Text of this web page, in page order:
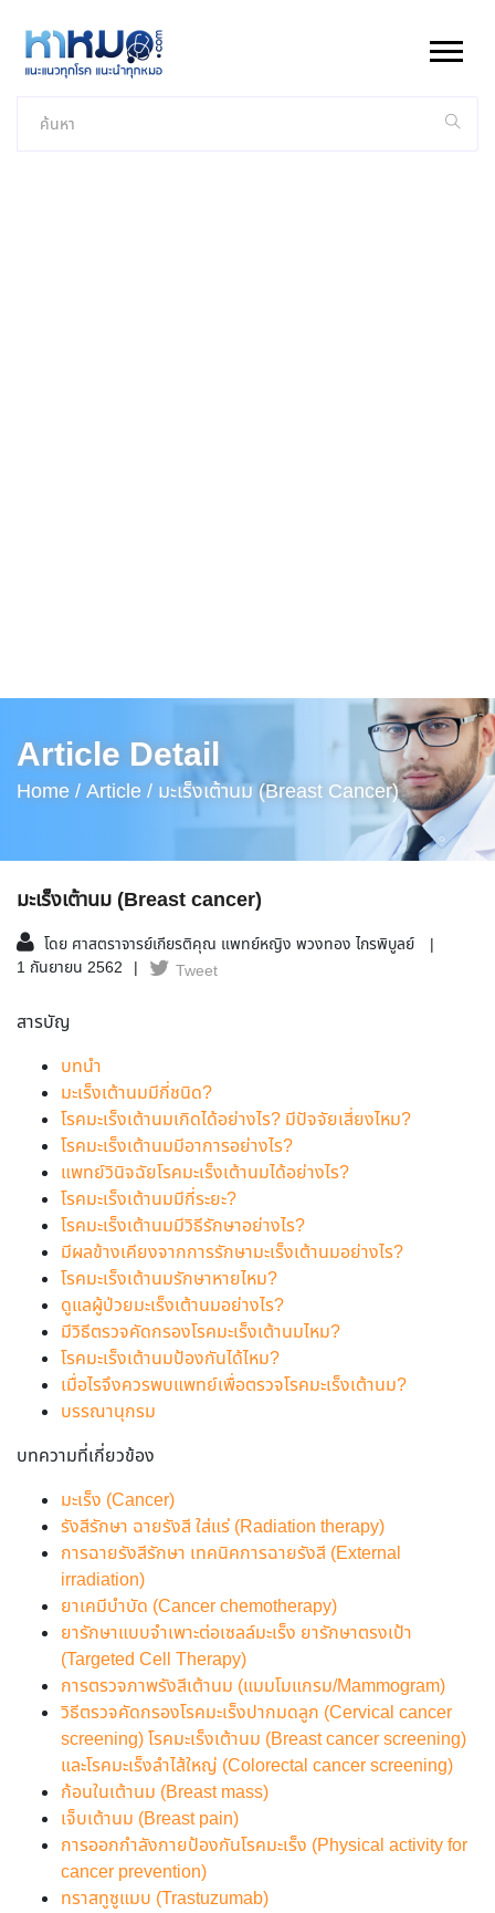
Article Detail
Home /Article / มะเร็งเต้านม (Breast Cancer)
มะเร็งเต้านม (Breast cancer)
โดย ศาสตราจารย์เกียรติคุณ แพทย์หญิง พวงทอง ไกรพิบูลย์
1 กันยายน 2562
Tweet
สารบัญ
บทนำ
มะเร็งเต้านมมีกี่ชนิด?
โรคมะเร็งเต้านมเกิดได้อย่างไร? มีปัจจัยเสี่ยงไหม?
โรคมะเร็งเต้านมมีอาการอย่างไร?
แพทย์วินิจฉัยโรคมะเร็งเต้านมได้อย่างไร?
โรคมะเร็งเต้านมมีกี่ระยะ?
โรคมะเร็งเต้านมมีวิธีรักษาอย่างไร?
มีผลข้างเคียงจากการรักษามะเร็งเต้านมอย่างไร?
โรคมะเร็งเต้านมรักษาหายไหม?
ดูแลผู้ป่วยมะเร็งเต้านมอย่างไร?
มีวิธีตรวจคัดกรองโรคมะเร็งเต้านมไหม?
โรคมะเร็งเต้านมป้องกันได้ไหม?
เมื่อไรจึงควรพบแพทย์เพื่อตรวจโรคมะเร็งเต้านม?
บรรณานุกรม
บทความที่เกี่ยวข้อง
มะเร็ง (Cancer)
รังสีรักษา ฉายรังสี ใส่แร่ (Radiation therapy)
การฉายรังสีรักษา เทคนิคการฉายรังสี (External
irradiation)
ยาเคมีบำบัด (Cancer chemotherapy)
ยารักษาแบบจำเพาะต่อเซลล์มะเร็ง ยารักษาตรงเป้า
(Targeted Cell Therapy)
การตรวจภาพรังสีเต้านม (แมมโมแกรม/Mammogram)
วิธีตรวจคัดกรองโรคมะเร็งปากมดลูก (Cervical cancer
screening) โรคมะเร็งเต้านม (Breast cancer screening)
และโรคมะเร็งลำไส้ใหญ่ (Colorectal cancer screening)
ก้อนในเต้านม (Breast mass)
เจ็บเต้านม (Breast pain)
การออกกำลังกายป้องกันโรคมะเร็ง (Physical activity for
cancer prevention)
ทราสทูซูแมบ (Trastuzumab)